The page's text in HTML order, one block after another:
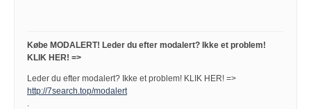
Købe MODALERT! Leder du efter modalert? Ikke et problem!
KLIK HER! =>
Leder du efter modalert? Ikke et problem! KLIK HER! =>
http://7search.top/modalert
.